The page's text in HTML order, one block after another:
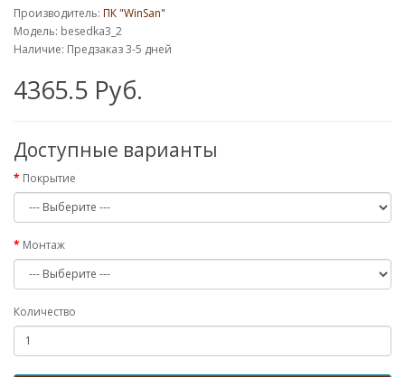
Производитель: ПК "WinSan"
Модель: besedka3_2
Наличие: Предзаказ 3-5 дней
4365.5 Руб.
Доступные варианты
Покрытие
Монтаж
Количество